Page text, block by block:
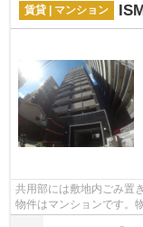
賃貸 | マンション
共用部には敷地内ごみ置
物件はマンションです。
にピッタリです。不動産